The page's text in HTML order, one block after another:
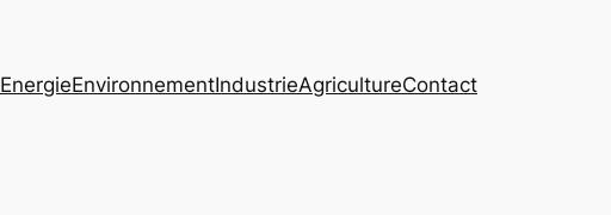
EnergieEnvironnementIndustrieAgricultureContact